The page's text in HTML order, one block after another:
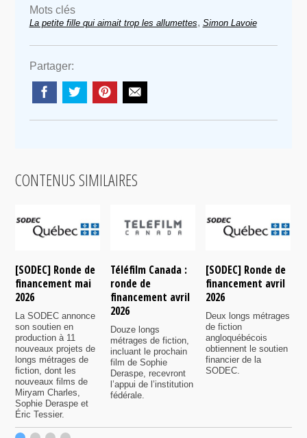
Mots clés
La petite fille qui aimait trop les allumettes, Simon Lavoie
Partager:
CONTENUS SIMILAIRES
[SODEC] Ronde de
financement mai
2026
La SODEC annonce
son soutien en
production à 11
nouveaux projets de
longs métrages de
fiction, dont les
nouveaux films de
Miryam Charles,
Sophie Deraspe et
Éric Tessier.
Téléfilm Canada :
ronde de
financement avril
2026
Douze longs
métrages de fiction,
incluant le prochain
film de Sophie
Deraspe, recevront
l’appui de l’institution
fédérale.
[SODEC] Ronde de
financement avril
2026
Deux longs métrages
de fiction
angloquébécois
obtiennent le soutien
financier de la
SODEC.